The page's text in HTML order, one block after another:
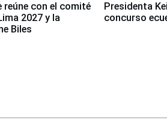
reúne con el comité
2027 y la
Biles
Presidenta
concurso